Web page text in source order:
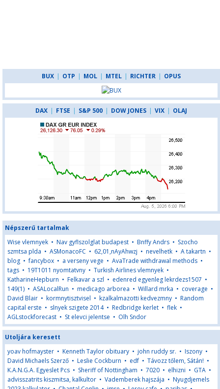
BUX | OTP | MOL | MTEL | RICHTER | OPUS
DAX | FTSE | S&P 500 | DOW JONES | VIX | OLAJ
Népszerű tartalmak
Wise vlemnyek • Nav gyflszolglat budapest • Bnffy Andrs • Szocho
szmtsa plda • ASMonacoFC • 62,01,nAyAhwzj • nevelhetk • A takartn •
blog •fancybox • a verseny vege • AvaTrade withdrawal methods •
tags • 19T1011 nyomtatvny • Turkish Airlines vlemnyek •
KatharineHepburn • Felkavar a szl • edenred egyenleg lekrdezs1507 •
149(1) • ASALocalRun • medicago arborea • Willard mrka • coverage •
David Blair • kormnytisztvisel • kzalkalmazotti kedvezmny • Random
capital erste • slnyek szigete 2014• Redbridge kerlet • flek •
AGLstockforecast • St elevci jelentse • Olh Sndor
Utoljára keresett
yoav hofmayster • Kenneth Taylor obituary • john ruddy sr. • Iszony •
David Michaels Szerző • Leslie Cockburn • edf • Távozz tőlem, Sátán! •
K.A.N.G.A. Egyeslet Pcs • Sheriff of Nottingham • 7020 • elhizni • GTA •
advisszatrits kiszmitsa, kalkultor • Vademberek hajszája • Nyugdjemels